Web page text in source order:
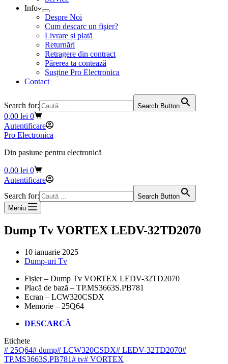
Info
Despre Noi
Cum descarc un fişier?
Livrare și plată
Returnări
Retragere din contract
Părerea ta contează
Susține Pro Electronica
Contact
Search for: Search Button
Coș
de
cumpărături
0,00 lei 0
Autentificare
Pro Electronica
Din pasiune pentru electronică
Coș
de
0,00 lei 0
Autentificare
Search for:
Search Button
Meniu
Dump Tv VORTEX LEDV-32TD2070
10 ianuarie 2025
Dump-uri Tv
Fișier – Dump Tv VORTEX LEDV-32TD2070
Placă de bază – TP.MS3663S.PB781
Ecran – LCW320CSDX
Memorie – 25Q64
DESCARCĂ
Etichete
# 25Q64# dump# LCW320CSDX# LEDV-32TD2070#
TP.MS3663S.PB781# tv# VORTEX